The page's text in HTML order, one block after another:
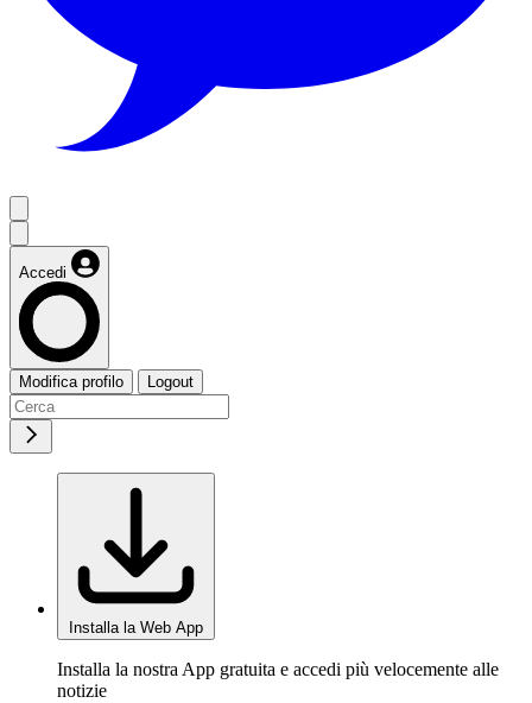
Accedi
Modifica profilo Logout
Installa la Web App
Installa la nostra App gratuita e accedi più velocemente alle
notizie